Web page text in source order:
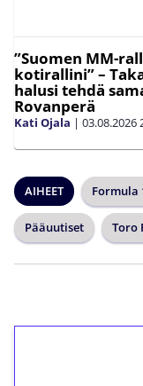
”Suomen MM-
kotirallini” –
halusi tehdä
Rovanperä
Kati Ojala | 03.08.2026
AIHEET Formula
Pääuutiset Toro